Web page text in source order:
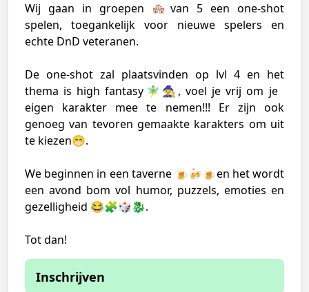
Wij gaan in groepen 🏘️van 5 een one-shot
spelen, toegankelijk voor nieuwe spelers en
echte DnD veteranen.
De one-shot zal plaatsvinden op lvl 4 en het
thema is high fantasy🧚‍♂️🧙, voel je vrij om je
eigen karakter mee te nemen!!! Er zijn ook
genoeg van tevoren gemaakte karakters om uit
te kiezen😁.
We beginnen in een taverne 🍺🍻🍺en het wordt
een avond bom vol humor, puzzels, emoties en
gezelligheid 😂🧩🎲🐉.
Tot dan!
Inschrijven